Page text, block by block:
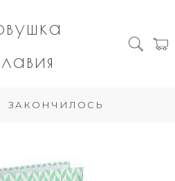
ЗАКОНЧИЛОСЬ